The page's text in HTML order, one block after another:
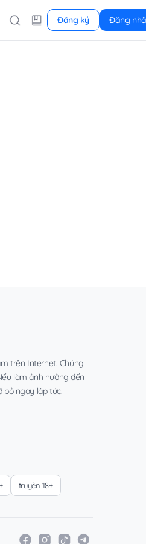
Đăng ký Đăng
trên Internet. Chúng
làm ảnh hưởng đến
bỏ ngay lập tức.
truyện 18+